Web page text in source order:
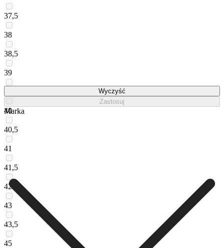
37,5
38
38,5
39
40
40,5
41
41,5
42
43
43,5
45
Wyczyść
Zastosuj
Marka